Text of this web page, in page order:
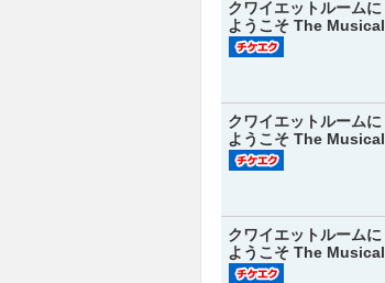
クワイエットルームに
ようこそ The Musical
クワイエットルームに
ようこそ The Musical
クワイエットルームに
ようこそ The Musical